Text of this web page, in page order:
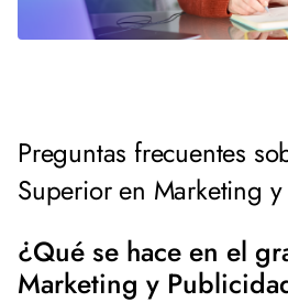
Preguntas frecuentes
Superior en Marketing
¿Qué se hace en el
Marketing y